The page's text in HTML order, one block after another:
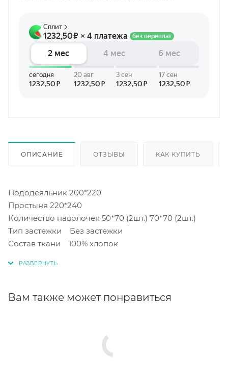
ОПИСАНИЕ ОТЗЫВЫ КАК КУПИТЬ
Пододеяльник 200*220
Простыня 220*240
Количество наволочек 50*70 (2шт.) 70*70 (2шт.)
Тип застежки Без застежки
Состав ткани 100% хлопок
Вам также может понравиться